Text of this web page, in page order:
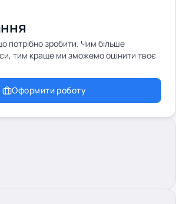
потрібно зробити. Чим більше
тим краще ми зможемо оцінити твоє
Оформити роботу